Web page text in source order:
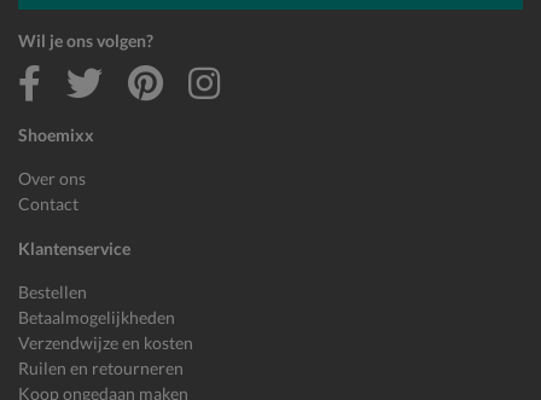
Shoemixx
Over ons
Contact
Klantenservice
Bestellen
Betaalmogelijkheden
Verzendwijze en kosten
Ruilen en retourneren
Koop ongedaan maken
Wil je ons volgen?